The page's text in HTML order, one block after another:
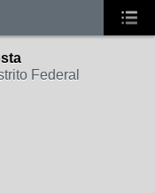
Federal